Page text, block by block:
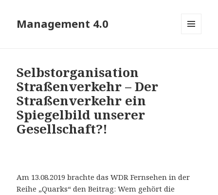
Management 4.0
Selbstorganisation
Straßenverkehr – Der
Straßenverkehr ein
Spiegelbild unserer
Gesellschaft?!
Am 13.08.2019 brachte das WDR Fernsehen in der
Reihe „Quarks“ den Beitrag: Wem gehört die